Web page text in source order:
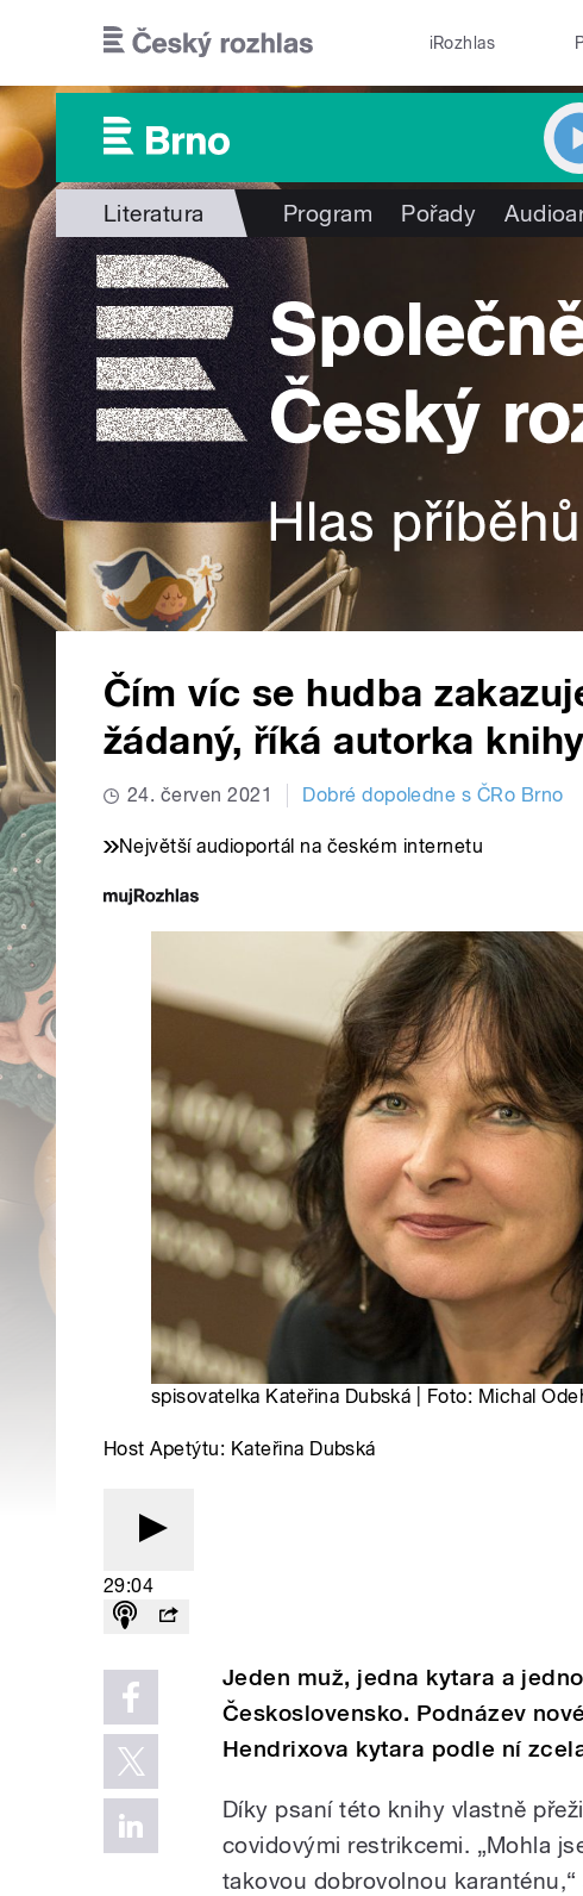
iRozhlas
Literatura Program Pořady
Čím víc se hudba
žádaný, říká autorka
24. červen 2021 Dobré dopoledne s ČRo Brno
Největší audioportál na českém internetu
spisovatelka Kateřina Dubská | Foto: Michal
Host Apetýtu: Kateřina Dubská
29:04
Jeden muž, jedna kytara a
Československo. Podnázev
Hendrixova kytara podle ní
Díky psaní této knihy vlastně
covidovými restrikcemi. „Mohla
takovou dobrovolnou